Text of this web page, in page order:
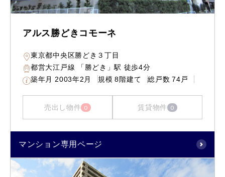
アルス勝どきコモーネ
東京都中央区勝どき３丁目
都営大江戸線 「勝どき」駅 徒歩4分
築年月 2003年2月 規模 8階建て 総戸数 74戸
売出し物件 0 賃貸物件 0
マンション専用ページ